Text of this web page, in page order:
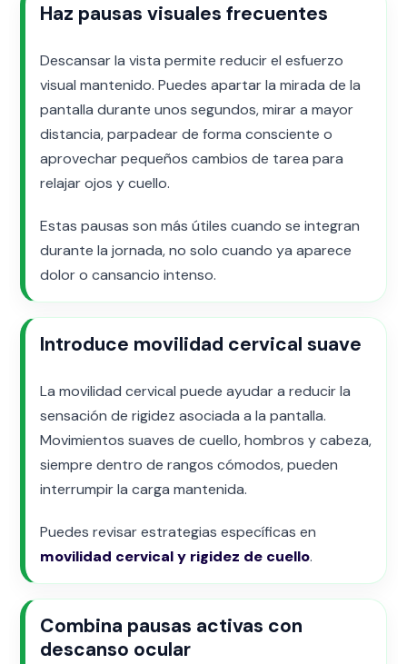
Haz pausas visuales frecuentes
Descansar la vista permite reducir el esfuerzo
visual mantenido. Puedes apartar la mirada de la
pantalla durante unos segundos, mirar a mayor
distancia, parpadear de forma consciente o
aprovechar pequeños cambios de tarea para
relajar ojos y cuello.
Estas pausas son más útiles cuando se integran
durante la jornada, no solo cuando ya aparece
dolor o cansancio intenso.
Introduce movilidad cervical suave
La movilidad cervical puede ayudar a reducir la
sensación de rigidez asociada a la pantalla.
Movimientos suaves de cuello, hombros y cabeza,
siempre dentro de rangos cómodos, pueden
interrumpir la carga mantenida.
Puedes revisar estrategias específicas en
movilidad cervical y rigidez de cuello.
Combina pausas activas con
descanso ocular